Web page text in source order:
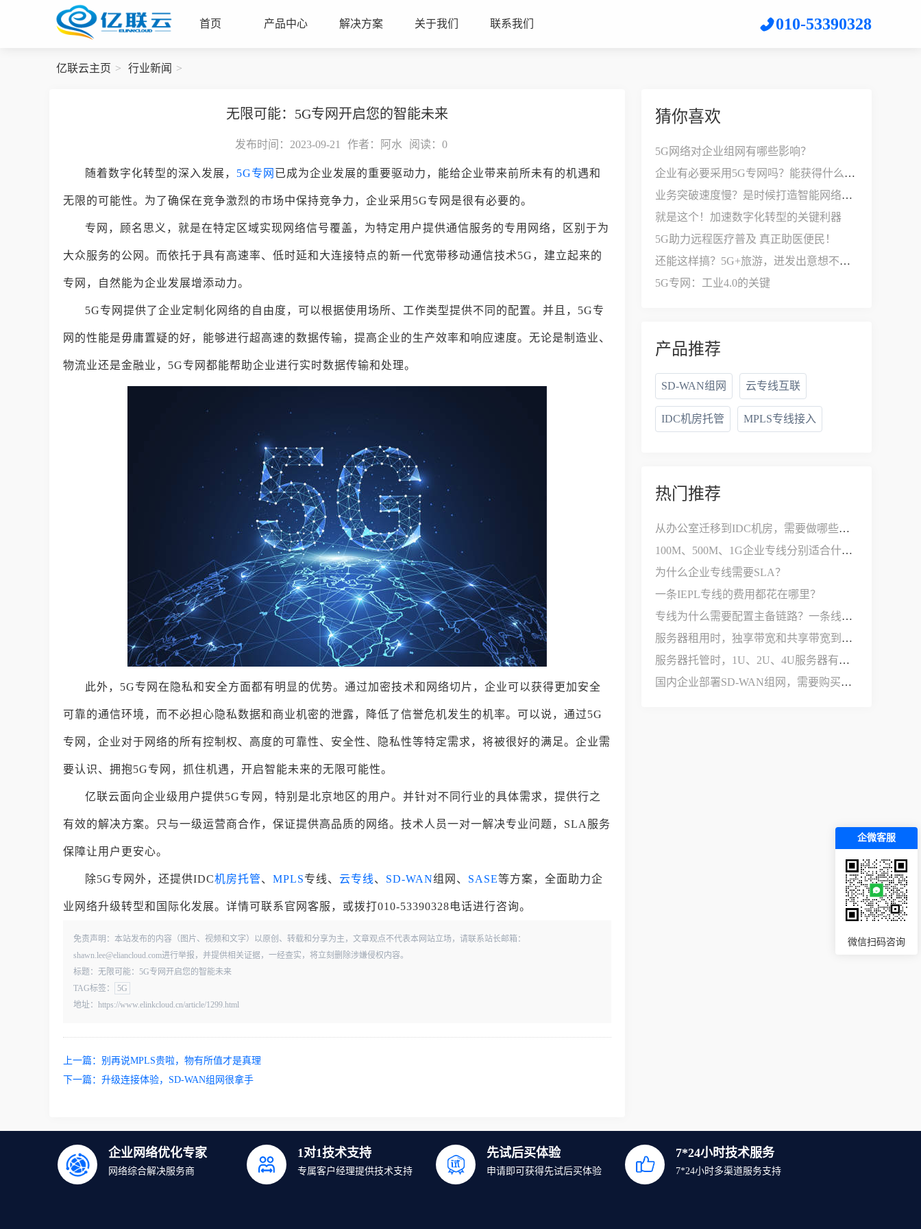
首页 产品中心 解决方案 关于我们 联系我们 010-53390328
亿联云主页 行业新闻
无限可能：5G专网开启您的智能未来
发布时间：2023-09-21 作者：阿水 阅读： 0
随着数字化转型的深入发展， 5G专网 已成为企业发展的重要驱动力，能给企业带来前所未有的机遇和
无限的可能性。为了确保在竞争激烈的市场中保持竞争力，企业采用5G专网是很有必要的。
专网，顾名思义，就是在特定区域实现网络信号覆盖，为特定用户提供通信服务的专用网络，区别于为
大众服务的公网。而依托于具有高速率、低时延和大连接特点的新一代宽带移动通信技术5G，建立起来的
专网，自然能为企业发展增添动力。
5G专网提供了企业定制化网络的自由度，可以根据使用场所、工作类型提供不同的配置。并且，5G专
网的性能是毋庸置疑的好，能够进行超高速的数据传输，提高企业的生产效率和响应速度。无论是制造业、
物流业还是金融业，5G专网都能帮助企业进行实时数据传输和处理。
此外，5G专网在隐私和安全方面都有明显的优势。通过加密技术和网络切片，企业可以获得更加安全
可靠的通信环境，而不必担心隐私数据和商业机密的泄露，降低了信誉危机发生的机率。可以说，通过5G
专网，企业对于网络的所有控制权、高度的可靠性、安全性、隐私性等特定需求，将被很好的满足。企业需
要认识、拥抱5G专网，抓住机遇，开启智能未来的无限可能性。
亿联云面向企业级用户提供5G专网，特别是北京地区的用户。并针对不同行业的具体需求，提供行之
有效的解决方案。只与一级运营商合作，保证提供高品质的网络。技术人员一对一解决专业问题，SLA服务
保障让用户更安心。
除5G专网外，还提供IDC机房托管、 MPLS专线、 云专线、 SD-WAN组网、 SASE等方案，全面助力企
业网络升级转型和国际化发展。详情可联系官网客服，或拨打010-53390328电话进行咨询。
免责声明：本站发布的内容（图片、视频和文字）以原创、转载和分享为主，文章观点不代表本网站立场，请联系站长邮箱：
shawn.lee@eliancloud.com进行举报，并提供相关证据，一经查实，将立刻删除涉嫌侵权内容。
标题：无限可能：5G专网开启您的智能未来
TAG标签：
5G
地址：https://www.elinkcloud.cn/article/1299.html
上一篇： 别再说MPLS贵啦，物有所值才是真理
下一篇： 升级连接体验，SD-WAN组网很拿手
猜你喜欢
5G网络对企业组网有哪些影响？
企业有必要采用5G专网吗？能获得什么好处？
业务突破速度慢？是时候打造智能网络架构了
就是这个！加速数字化转型的关键利器
5G助力远程医疗普及 真正助医便民！
还能这样搞？5G+旅游，迸发出意想不到的力量！
5G专网：工业4.0的关键
产品推荐
SD-WAN组网 云专线互联
IDC机房托管 MPLS专线接入
热门推荐
从办公室迁移到IDC机房，需要做哪些网络改造？
100M、500M、1G企业专线分别适合什么公司？
为什么企业专线需要SLA？
一条IEPL专线的费用都花在哪里？
专线为什么需要配置主备链路？一条线路不够用吗？
服务器租用时，独享带宽和共享带宽到底有什么区别？
服务器托管时，1U、2U、4U服务器有什么区别？
国内企业部署SD-WAN组网，需要购买哪些设备和服务？
企业网络优化专家
网络综合解决服务商
1对1技术支持
专属客户经理提供技术支持
先试后买体验
申请即可获得先试后买体验
7*24小时技术服务
7*24小时多渠道服务支持
企微客服
微信扫码咨询